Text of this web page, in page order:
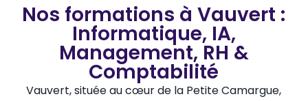
Nos formations à Vauvert :
Informatique, IA,
Management, RH &
Comptabilité
Vauvert, située au cœur de la Petite Camargue,